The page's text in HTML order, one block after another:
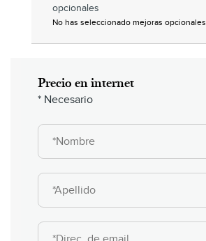
opcionales
No has seleccionado mejoras opcionales
Precio en internet
* Necesario